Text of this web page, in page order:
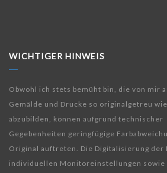
WICHTIGER HINWEIS
Obwohl ich stets bemüht bin, die von mir
Gemälde und Drucke so originalgetreu
abzubilden, können aufgrund technischer
Gegebenheiten geringfügige
Original auftreten. Die Digitalisierung der
individuellen Monitoreinstellungen sowie